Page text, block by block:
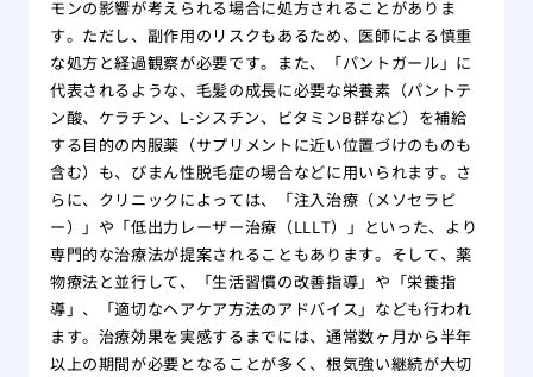
モンの影響が考えられる場合に処方されることがありま
す。ただし、副作用のリスクもあるため、医師による慎重
な処方と経過観察が必要です。また、「パントガール」に
代表されるような、毛髪の成長に必要な栄養素（パントテ
ン酸、ケラチン、L-シスチン、ビタミンB群など）を補給
する目的の内服薬（サプリメントに近い位置づけのものも
含む）も、びまん性脱毛症の場合などに用いられます。さ
らに、クリニックによっては、「注入治療（メソセラピ
ー）」や「低出力レーザー治療（LLLT）」といった、より
専門的な治療法が提案されることもあります。そして、薬
物療法と並行して、「生活習慣の改善指導」や「栄養指
導」、「適切なヘアケア方法のアドバイス」なども行われ
ます。治療効果を実感するまでには、通常数ヶ月から半年
以上の期間が必要となることが多く、根気強い継続が大切